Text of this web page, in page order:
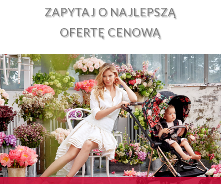
ZAPYTAJ O NAJLEPSZĄ
OFERTĘ CENOWĄ